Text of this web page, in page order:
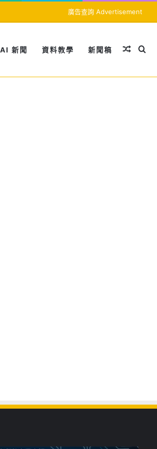
廣告查詢 Advertisement
AI 新聞 資料教學 新聞稿 隨機文
搜